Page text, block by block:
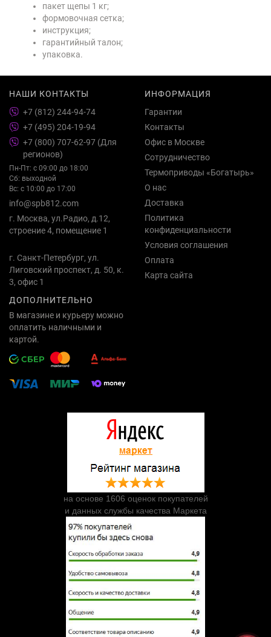
пакет щепы 1 кг;
формовочная сетка;
инструкция;
гарантийный талон;
упаковка.
НАШИ КОНТАКТЫ
+7 (812) 244-94-74
+7 (495) 204-19-94
+7 (800) 707-62-97 (Для
регионов)
Пн-Пт: с 09:00 до 18:00
Сб: выходной
Вс: с 10:00 до 17:00
info@spb812.com
г. Москва, ул.Радио, д.12,
строение 4, помещение 1
г. Санкт-Петербург, ул.
Лиговский проспект, д. 50, к.
3, офис 1
ИНФОРМАЦИЯ
Гарантии
Контакты
Офис в Москве
Сотрудничество
Термоприводы «Богатырь»
О нас
Доставка
Политика
конфиденциальности
Условия соглашения
Оплата
Карта сайта
ДОПОЛНИТЕЛЬНО
В магазине и курьеру можно
оплатить наличными и
картой.
на основе 1606 оценок покупателей
и данных службы качества Маркета